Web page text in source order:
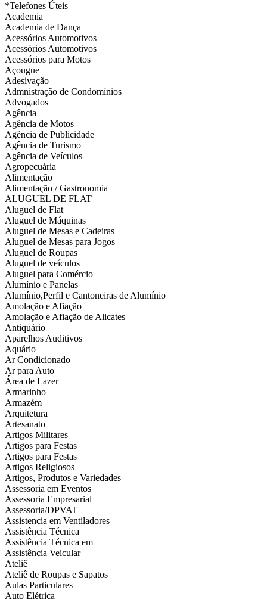
*Telefones Úteis
Academia
Academia de Dança
Acessórios Automotivos
Acessórios Automotivos
Acessórios para Motos
Açougue
Adesivação
Admnistração de Condomínios
Advogados
Agência
Agência de Motos
Agência de Publicidade
Agência de Turismo
Agência de Veículos
Agropecuária
Alimentação
Alimentação / Gastronomia
ALUGUEL DE FLAT
Aluguel de Flat
Aluguel de Máquinas
Aluguel de Mesas e Cadeiras
Aluguel de Mesas para Jogos
Aluguel de Roupas
Aluguel de veículos
Aluguel para Comércio
Alumínio e Panelas
Alumínio,Perfil e Cantoneiras de Alumínio
Amolação e Afiação
Amolação e Afiação de Alicates
Antiquário
Aparelhos Auditivos
Aquário
Ar Condicionado
Ar para Auto
Área de Lazer
Armarinho
Armazém
Arquitetura
Artesanato
Artigos Militares
Artigos para Festas
Artigos para Festas
Artigos Religiosos
Artigos, Produtos e Variedades
Assessoria em Eventos
Assessoria Empresarial
Assessoria/DPVAT
Assistencia em Ventiladores
Assistência Técnica
Assistência Técnica em
Assistência Veicular
Ateliê
Ateliê de Roupas e Sapatos
Aulas Particulares
Auto Elétrica